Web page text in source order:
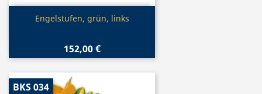
Vorschau
Engelstufen, grün, links
152,00 €
BKS 034